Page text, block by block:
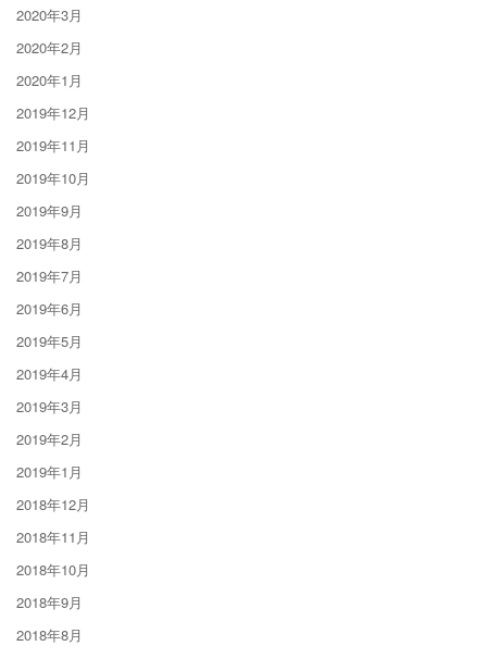
2020年3月
2020年2月
2020年1月
2019年12月
2019年11月
2019年10月
2019年9月
2019年8月
2019年7月
2019年6月
2019年5月
2019年4月
2019年3月
2019年2月
2019年1月
2018年12月
2018年11月
2018年10月
2018年9月
2018年8月